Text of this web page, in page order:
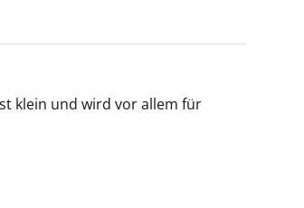
klein und wird vor allem für